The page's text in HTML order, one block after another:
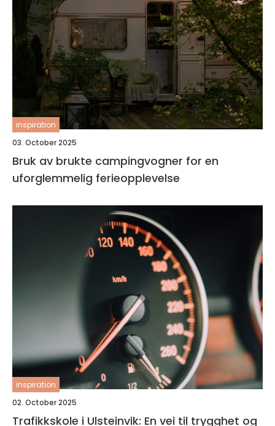
inspiration
03. October 2025
Bruk av brukte campingvogner for en
uforglemmelig ferieopplevelse
inspiration
02. October 2025
Trafikkskole i Ulsteinvik: En vei til trygghet og